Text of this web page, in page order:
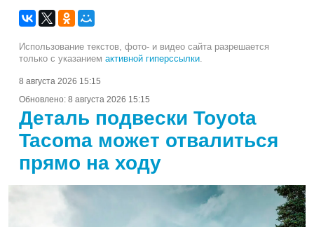
Использование текстов, фото- и видео сайта разрешается
только с указанием активной гиперссылки
8 августа 2026 15:15
Обновлено: 8 августа 2026 15:15
Деталь подвески Toyota
Tacoma может отвалиться
прямо на ходу